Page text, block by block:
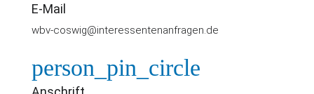
E-Mail
wbv-coswig@interessentenanfragen.de
person_pin_circle